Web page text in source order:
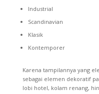
Industrial
Scandinavian
Klasik
Kontemporer
Karena tampilannya yang
sebagai elemen dekoratif
lobi hotel, kolam renang,